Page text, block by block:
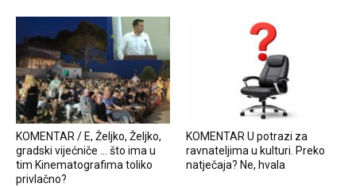
KOMENTAR / E, Željko, Željko,
gradski vijećniče … što ima u
tim Kinematografima toliko
privlačno?
KOMENTAR U potrazi za
ravnateljima u kulturi. Preko
natječaja? Ne, hvala